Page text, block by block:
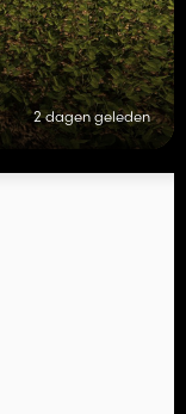
2 dagen geleden